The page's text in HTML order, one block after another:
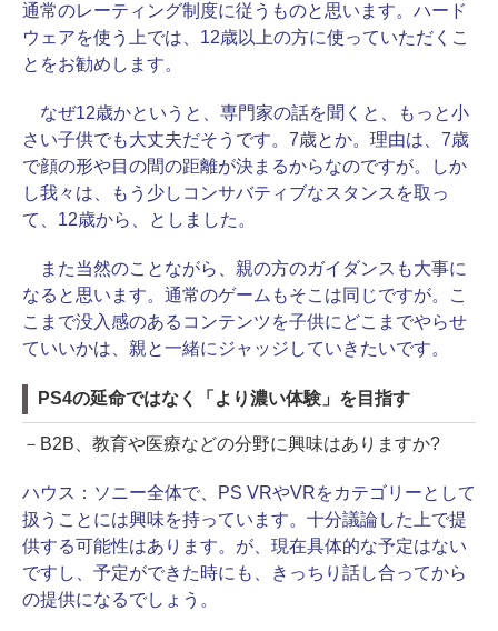
通常のレーティング制度に従うものと思います。ハード
ウェアを使う上では、12歳以上の方に使っていただくこ
とをお勧めします。
なぜ12歳かというと、専門家の話を聞くと、もっと小
さい子供でも大丈夫だそうです。7歳とか。理由は、7歳
で顔の形や目の間の距離が決まるからなのですが。しか
し我々は、もう少しコンサバティブなスタンスを取っ
て、12歳から、としました。
また当然のことながら、親の方のガイダンスも大事に
なると思います。通常のゲームもそこは同じですが。こ
こまで没入感のあるコンテンツを子供にどこまでやらせ
ていいかは、親と一緒にジャッジしていきたいです。
PS4の延命ではなく「より濃い体験」を目指す
－B2B、教育や医療などの分野に興味はありますか?
ハウス： ソニー全体で、PS VRやVRをカテゴリーとして
扱うことには興味を持っています。十分議論した上で提
供する可能性はあります。が、現在具体的な予定はない
ですし、予定ができた時にも、きっちり話し合ってから
の提供になるでしょう。